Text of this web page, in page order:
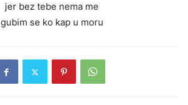
jer bez tebe nema me
gubim se ko kap u moru